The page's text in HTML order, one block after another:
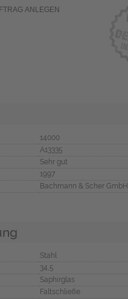
ANLEGEN
14000
A13335
Sehr gut
1997
Bachmann & Scher GmbH
Stahl
34,5
Saphirglas
Faltschließe